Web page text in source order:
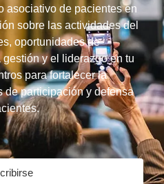
asociativo de pacientes en
sobre las actividades del
oportunidades de
y el liderazgo en tu
para fortalecer la
de participación y defensa